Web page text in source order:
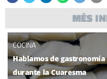
MÉS
COCINA
Hablamos de gastronomía
durante la Cuaresma